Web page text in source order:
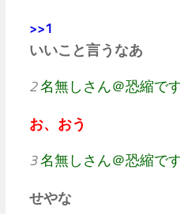
>>1
いいこと言うなあ
2名無しさん＠恐縮で
お、おう
3名無しさん＠恐縮で
せやな